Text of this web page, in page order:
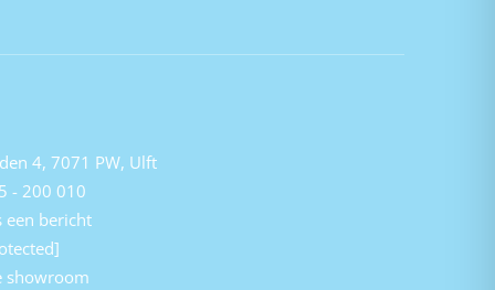
4, 7071 PW, Ulft
- 200 010
een bericht
showroom